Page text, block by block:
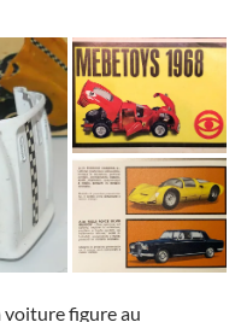
voiture figure au